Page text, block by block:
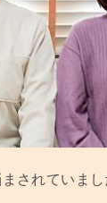
されていまし